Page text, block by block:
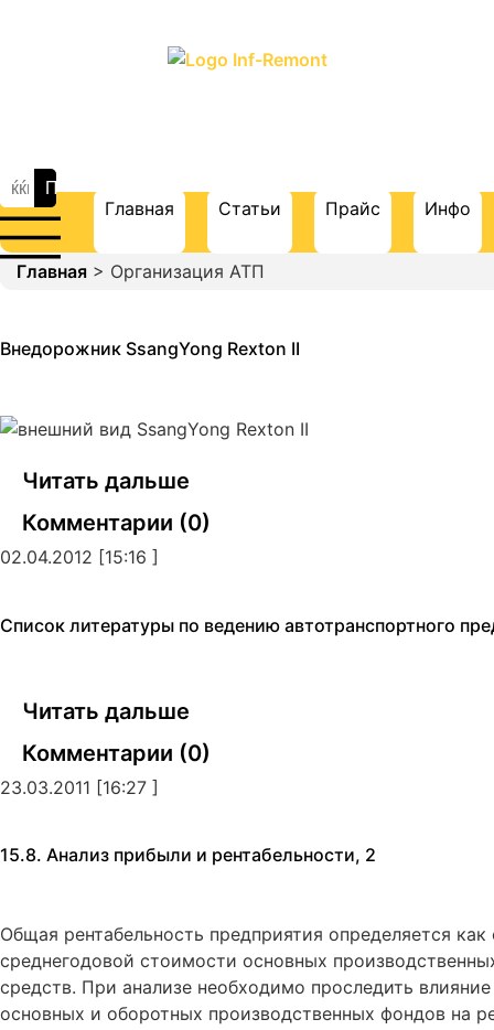
Главная Статьи Прайс Инфо
Главная > Организация АТП
Внедорожник SsangYong Rexton II
Читать дальше
Комментарии (0)
02.04.2012 [15:16 ]
Список литературы по ведению автотранспортного
Читать дальше
Комментарии (0)
23.03.2011 [16:27 ]
15.8. Анализ прибыли и рентабельности, 2
Общая рентабельность предприятия определяется
среднегодовой стоимости основных
средств. При анализе необходимо проследить
основных и оборотных производственных фондов на